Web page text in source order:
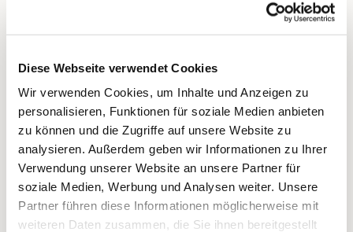
Diese Webseite verwendet Cookies
Wir verwenden Cookies, um Inhalte und Anzeigen zu
personalisieren, Funktionen für soziale Medien anbieten
zu können und die Zugriffe auf unsere Website zu
analysieren. Außerdem geben wir Informationen zu Ihrer
Verwendung unserer Website an unsere Partner für
soziale Medien, Werbung und Analysen weiter. Unsere
Partner führen diese Informationen möglicherweise mit
weiteren Daten zusammen, die Sie ihnen bereitgestellt